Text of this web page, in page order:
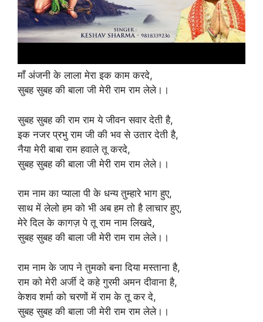
माँ अंजनी के लाला मेरा इक काम करदे,
सुबह सुबह की बाला जी मेरी राम राम लेले।।
सुबह सुबह की राम राम ये जीवन सवार देती है,
इक नजर प्रभु राम जी की भव से उतार देती है,
नैया मेरी बाबा राम हवाले तू करदे,
सुबह सुबह की बाला जी मेरी राम राम लेले।।
राम नाम का प्याला पी के धन्य तुम्हारे भाग हुए,
साथ में लेलो हम को भी अब हम तो है लाचार हुए,
मेरे दिल के कागज़ पे तू राम नाम लिखदे,
सुबह सुबह की बाला जी मेरी राम राम लेले।।
राम नाम के जाप ने तुमको बना दिया मस्ताना है,
राम को मेरी अर्जी दे कहे गुरमी अमन दीवाना है,
केशव शर्मा को चरणों में राम के तू कर दे,
सुबह सुबह की बाला जी मेरी राम राम लेले।।